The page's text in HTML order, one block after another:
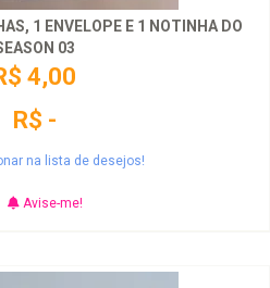
1 ENVELOPE E 1 NOTINHA DO
03
4,00
R$ -
na lista de desejos!
Avise-me!